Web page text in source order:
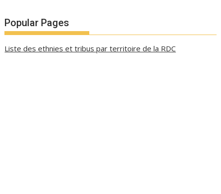
Popular Pages
Liste des ethnies et tribus par territoire de la RDC